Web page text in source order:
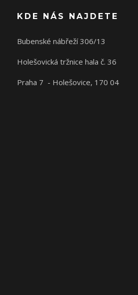
KDE NÁS NAJDETE
Bubenské nábřeží 306/13
Holešovická tržnice hala č. 36
Praha 7 - Holešovice, 170 04